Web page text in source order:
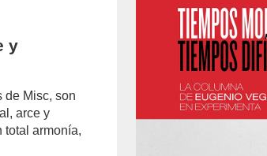
y
de Misc, son
arce y
total armonía,